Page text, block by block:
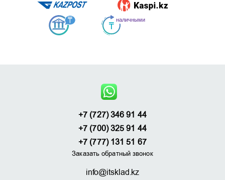
+7 (727) 346 91 44
+7 (700) 325 91 44
+7 (777) 131 51 67
Заказать обратный звонок
info@itsklad.kz